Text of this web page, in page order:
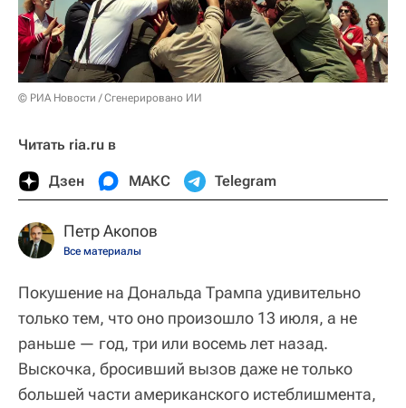
© РИА Новости / Сгенерировано ИИ
Читать ria.ru в
Дзен МАКС Telegram
Петр Акопов
Все материалы
Покушение на Дональда Трампа удивительно
только тем, что оно произошло 13 июля, а не
раньше — год, три или восемь лет назад.
Выскочка, бросивший вызов даже не только
большей части американского истеблишмента,